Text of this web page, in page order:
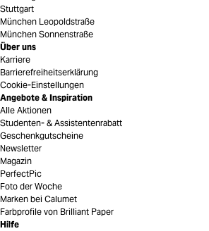
Stuttgart
München Leopoldstraße
München Sonnenstraße
Über uns
Karriere
Barrierefreiheitserklärung
Cookie-Einstellungen
Angebote & Inspiration
Alle Aktionen
Studenten- & Assistentenrabatt
Geschenkgutscheine
Newsletter
Magazin
PerfectPic
Foto der Woche
Marken bei Calumet
Farbprofile von Brilliant Paper
Hilfe